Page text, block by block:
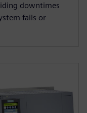
downtimes
fails or